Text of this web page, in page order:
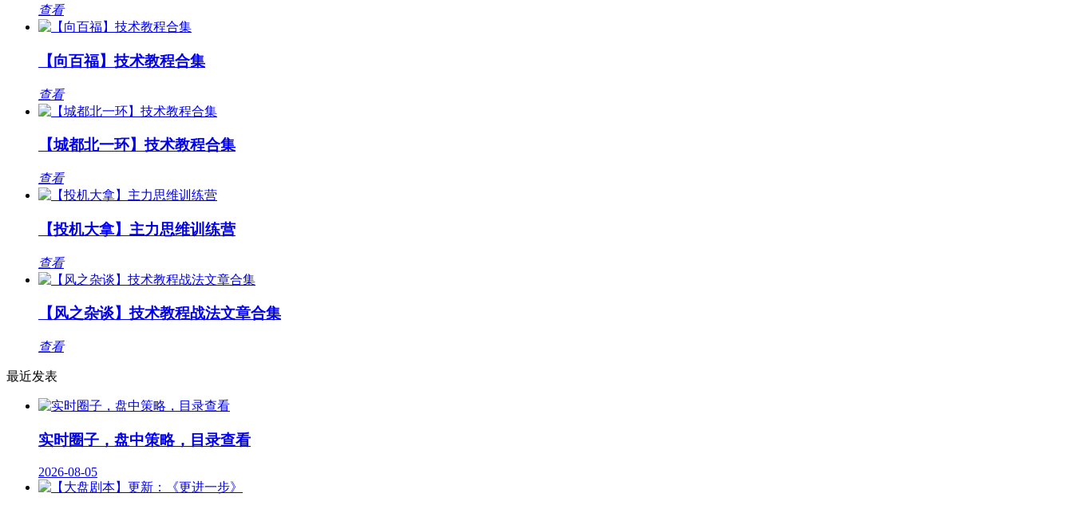
查看
【向百福】技术教程合集
查看
【城都北一环】技术教程合集
查看
【投机大拿】主力思维训练营
查看
【风之杂谈】技术教程战法文章合集
查看
最近发表
实时圈子，盘中策略，目录查看
2026-08-05